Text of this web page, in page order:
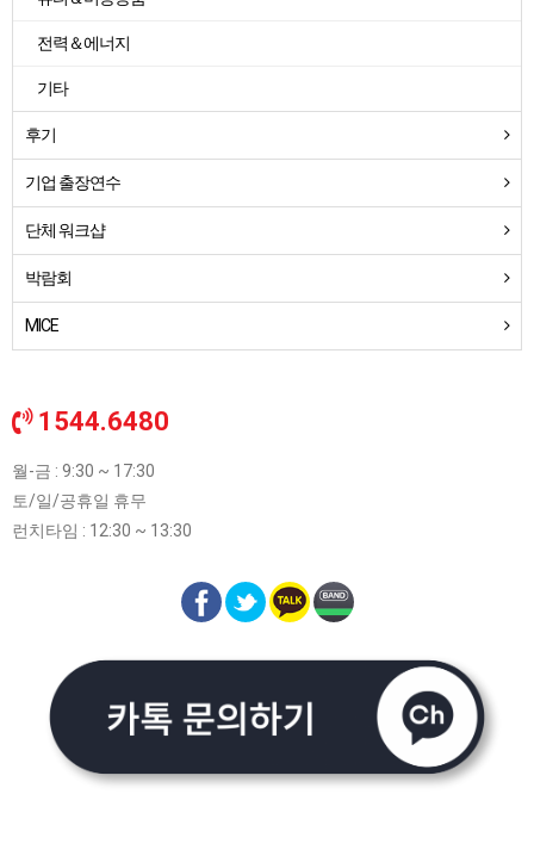
전력＆에너지
기타
후기
기업 출장연수
단체 워크샵
박람회
MICE
1544.6480
월-금 : 9:30 ~ 17:30
토/일/공휴일 휴무
런치타임 : 12:30 ~ 13:30